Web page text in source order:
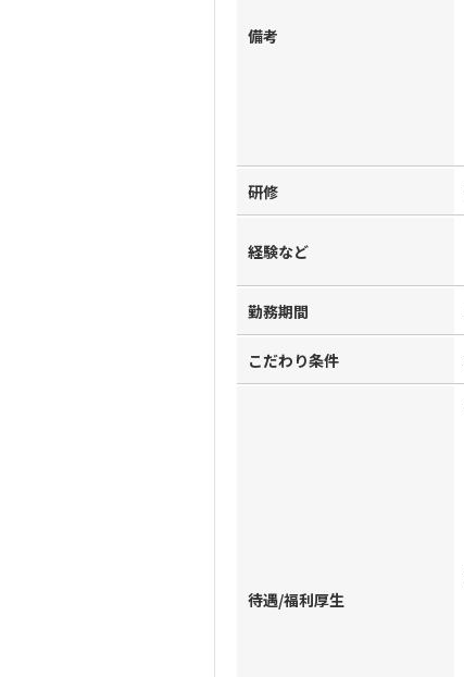
備考
研修
経験など
勤務期間
こだわり条件
待遇/福利厚生